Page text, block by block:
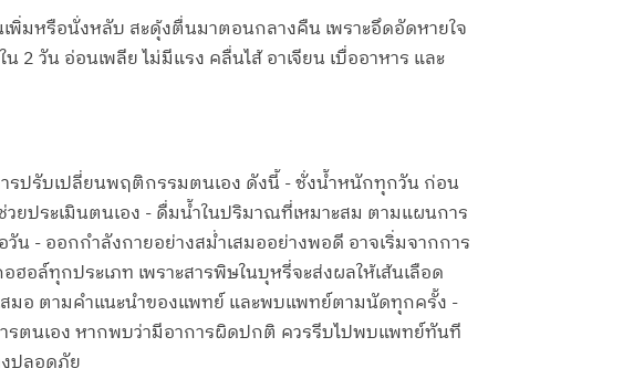
พิ่มหรือนั่งหลับ สะดุ้งตื่นมาตอนกลางคืน เพราะอึดอัดหายใจ
2 วัน อ่อนเพลีย ไม่มีแรง คลื่นไส้ อาเจียน เบื่ออาหาร และ
รปรับเปลี่ยนพฤติกรรมตนเอง ดังนี้ - ชั่งน้ำหนักทุกวัน ก่อน
ยประเมินตนเอง - ดื่มน้ำในปริมาณที่เหมาะสม ตามแผนการ
- ออกกำลังกายอย่างสม่ำเสมออย่างพอดี อาจเริ่มจากการ
ล์ทุกประเภท เพราะสารพิษในบุหรี่จะส่งผลให้เส้นเลือด
สมอ ตามคำแนะนำของแพทย์ และพบแพทย์ตามนัดทุกครั้ง -
ตนเอง หากพบว่ามีอาการผิดปกติ ควรรีบไปพบแพทย์ทันที
ปลอดภัย